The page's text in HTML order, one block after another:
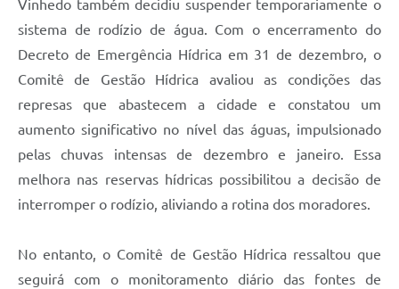
Vinhedo também decidiu suspender temporariamente o
sistema de rodízio de água. Com o encerramento do
Decreto de Emergência Hídrica em 31 de dezembro, o
Comitê de Gestão Hídrica avaliou as condições das
represas que abastecem a cidade e constatou um
aumento significativo no nível das águas, impulsionado
pelas chuvas intensas de dezembro e janeiro. Essa
melhora nas reservas hídricas possibilitou a decisão de
interromper o rodízio, aliviando a rotina dos moradores.
No entanto, o Comitê de Gestão Hídrica ressaltou que
seguirá com o monitoramento diário das fontes de